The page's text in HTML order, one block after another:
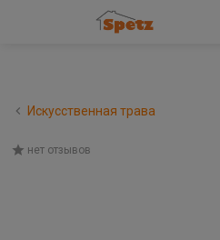
Искусственная трава
нет отзывов